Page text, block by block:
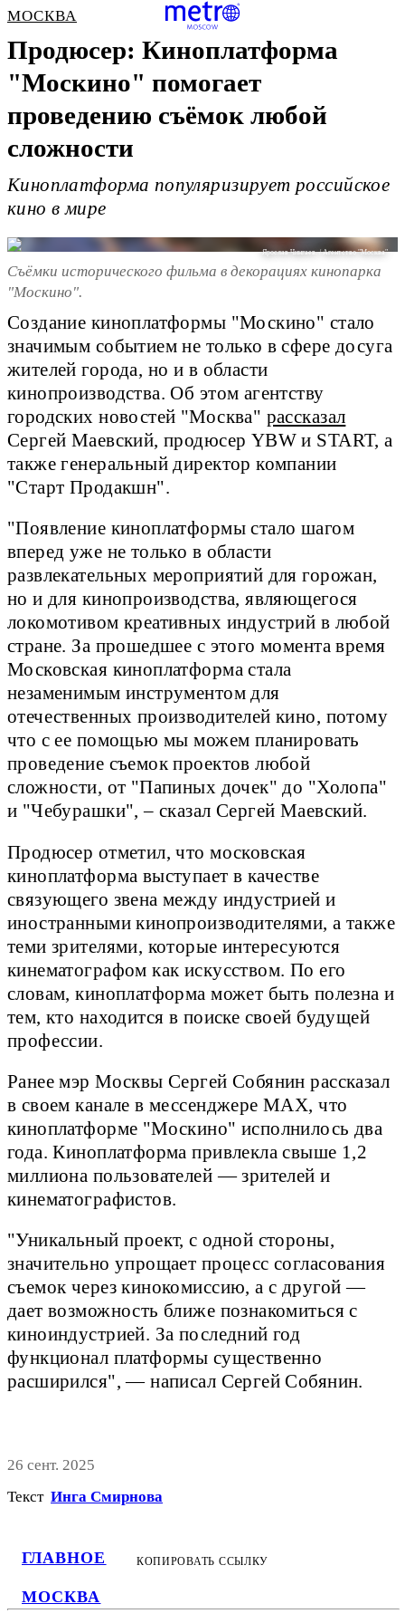
ГЛАВНОЕ
МОСКВА
МОСКВА
Продюсер: Киноплатформа
"Москино" помогает
проведению съёмок любой
сложности
Киноплатформа популяризирует российское
кино в мире
Ярослав Чингаев. / Агентство "Москва".
Съёмки исторического фильма в декорациях кинопарка
"Москино".
Создание киноплатформы "Москино" стало
значимым событием не только в сфере досуга
жителей города, но и в области
кинопроизводства. Об этом агентству
городских новостей "Москва" рассказал
Сергей Маевский, продюсер YBW и START, а
также генеральный директор компании
"Старт Продакшн".
"Появление киноплатформы стало шагом
вперед уже не только в области
развлекательных мероприятий для горожан,
но и для кинопроизводства, являющегося
локомотивом креативных индустрий в любой
стране. За прошедшее с этого момента время
Московская киноплатформа стала
незаменимым инструментом для
отечественных производителей кино, потому
что с ее помощью мы можем планировать
проведение съемок проектов любой
сложности, от "Папиных дочек" до "Холопа"
и "Чебурашки", – сказал Сергей Маевский.
Продюсер отметил, что московская
киноплатформа выступает в качестве
связующего звена между индустрией и
иностранными кинопроизводителями, а также
теми зрителями, которые интересуются
кинематографом как искусством. По его
словам, киноплатформа может быть полезна и
тем, кто находится в поиске своей будущей
профессии.
Ранее мэр Москвы Сергей Собянин рассказал
в своем канале в мессенджере MAX, что
киноплатформе "Москино" исполнилось два
года. Киноплатформа привлекла свыше 1,2
миллиона пользователей — зрителей и
кинематографистов.
"Уникальный проект, с одной стороны,
значительно упрощает процесс согласования
съемок через кинокомиссию, а с другой —
дает возможность ближе познакомиться с
киноиндустрией. За последний год
функционал платформы существенно
расширился", — написал Сергей Собянин.
26 сент. 2025
Текст Инга Смирнова
КОПИРОВАТЬ ССЫЛКУ